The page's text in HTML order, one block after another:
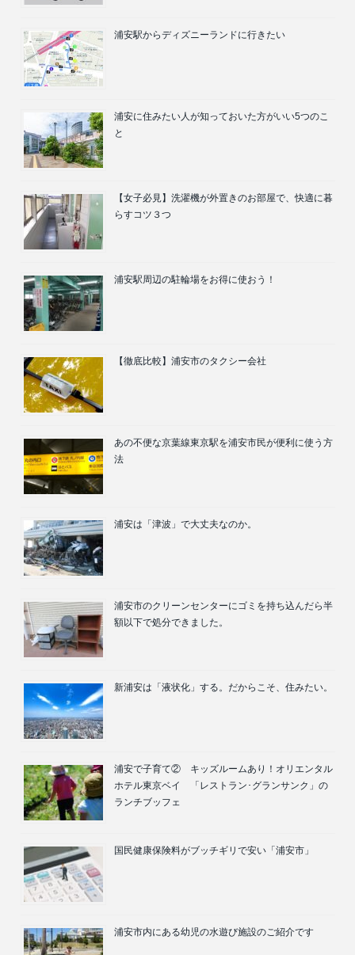
浦安駅からディズニーランドに行きたい
浦安に住みたい人が知っておいた方がいい5つのこ
と
【女子必見】洗濯機が外置きのお部屋で、快適に暮
らすコツ３つ
浦安駅周辺の駐輪場をお得に使おう！
【徹底比較】浦安市のタクシー会社
あの不便な京葉線東京駅を浦安市民が便利に使う方
法
浦安は「津波」で大丈夫なのか。
浦安市のクリーンセンターにゴミを持ち込んだら半
額以下で処分できました。
新浦安は「液状化」する。だからこそ、住みたい。
浦安で子育て② キッズルームあり！オリエンタル
ホテル東京ベイ 「レストラン･グランサンク」の
ランチブッフェ
国民健康保険料がブッチギリで安い「浦安市」
浦安市内にある幼児の水遊び施設のご紹介です